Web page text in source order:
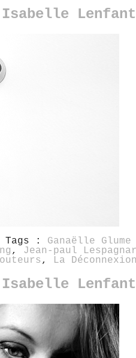
Lenfant:
: Ganaëlle
, Jean-paul
, La
Lenfant